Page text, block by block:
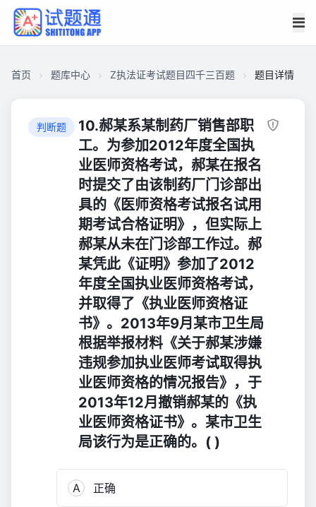
首页 题库中心 Z执法证考试题目四千三百题 题目详情
判断题
10.郝某系某制药厂销售部职
工。为参加2012年度全国执
业医师资格考试，郝某在报名
时提交了由该制药厂门诊部出
具的《医师资格考试报名试用
期考试合格证明》，但实际上
郝某从未在门诊部工作过。郝
某凭此《证明》参加了2012
年度全国执业医师资格考试，
并取得了《执业医师资格证
书》。2013年9月某市卫生局
根据举报材料《关于郝某涉嫌
违规参加执业医师考试取得执
业医师资格的情况报告》，于
2013年12月撤销郝某的《执
业医师资格证书》。某市卫生
局该行为是正确的。( )
A 正确